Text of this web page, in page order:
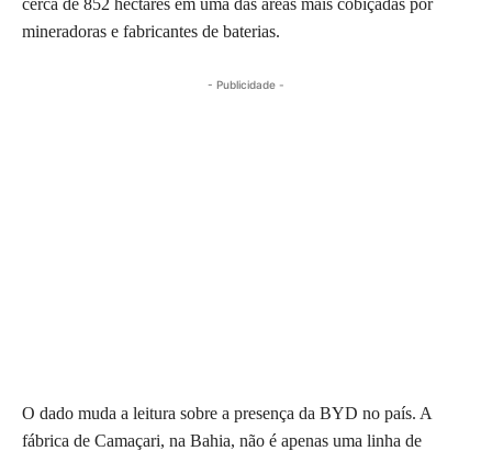
cerca de 852 hectares em uma das áreas mais cobiçadas por
mineradoras e fabricantes de baterias.
- Publicidade -
O dado muda a leitura sobre a presença da BYD no país. A
fábrica de Camaçari, na Bahia, não é apenas uma linha de